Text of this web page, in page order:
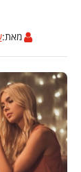
מאת: